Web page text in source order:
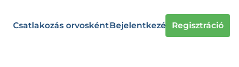
Csatlakozás orvoskéntBejelentkezés Regisztráció